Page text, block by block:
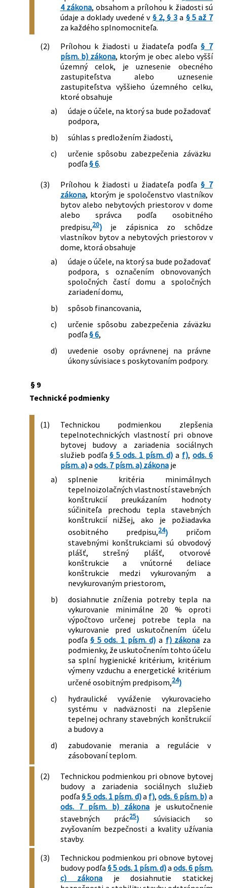
4 zákona, obsahom a prílohou k žiadosti sú
údaje a doklady uvedené v § 2, § 3a § 5 až 7
za každého splnomocniteľa.
(2)
Prílohou k žiadosti u žiadateľa podľa§ 7
písm. b) zákona, ktorým je obec alebo vyšší
územný celok, je uznesenie obecného
zastupiteľstva alebo uznesenie
zastupiteľstva vyššieho územného celku,
ktoré obsahuje
a)
údaje o účele, na ktorý sa bude požadovať
podpora,
b)
súhlas s predložením žiadosti,
c)
určenie spôsobu zabezpečenia záväzku
podľa § 6.
(3) Prílohou k žiadosti u žiadateľa podľa§ 7
zákona, ktorým je spoločenstvo vlastníkov
bytov alebo nebytových priestorov v dome
alebo správca podľa osobitného
predpisu,20)je zápisnica zo schôdze
vlastníkov bytov a nebytových priestorov v
dome, ktorá obsahuje
a)
údaje o účele, na ktorý sa bude požadovať
podpora, s označením obnovovaných
spoločných častí domu a spoločných
zariadení domu,
b)
spôsob financovania,
c)
určenie spôsobu zabezpečenia záväzku
podľa § 6,
d)
uvedenie osoby oprávnenej na právne
úkony súvisiace s poskytovaním podpory.
§ 9
Technické podmienky
(1)
Technickou podmienkou zlepšenia
tepelnotechnických vlastností pri obnove
bytovej budovy a zariadenia sociálnych
služieb podľa§ 5 ods. 1 písm. d) a f), ods. 6
písm. a)a ods. 7 písm. a) zákonaje
a)
splnenie kritéria minimálnych
tepelnoizolačných vlastností stavebných
konštrukcií preukázaním hodnoty
súčiniteľa prechodu tepla stavebných
konštrukcií nižšej, ako je požiadavka
osobitného predpisu,24) pričom
stavebnými konštrukciami sú obvodový
plášť, strešný plášť, otvorové
konštrukcie a vnútorné deliace
konštrukcie medzi vykurovaným a
nevykurovaným priestorom,
b)
dosiahnutie zníženia potreby tepla na
vykurovanie minimálne 20 % oproti
výpočtovo určenej potrebe tepla na
vykurovanie pred uskutočnením účelu
podľa§ 5 ods. 1 písm. d) a f) zákona za
podmienky, že uskutočnením tohto účelu
sa splní hygienické kritérium, kritérium
výmeny vzduchu a energetické kritérium
určené osobitným predpisom,24)
c)
hydraulické vyváženie vykurovacieho
systému v nadväznosti na zlepšenie
tepelnej ochrany stavebných konštrukcií
a budovy a
d)
zabudovanie merania a regulácie v
zásobovaní teplom.
(2)
Technickou podmienkou pri obnove bytovej
budovy a zariadenia sociálnych služieb
podľa § 5 ods. 1 písm. d)a f),ods. 6 písm. b) a
ods. 7 písm. b) zákona je uskutočnenie
stavebných prác25) súvisiacich so
zvyšovaním bezpečnosti a kvality užívania
stavby.
(3)
Technickou podmienkou pri obnove bytovej
budovy podľa § 5 ods. 1 písm. d)a ods. 6 písm.
c) zákona je dosiahnutie statickej